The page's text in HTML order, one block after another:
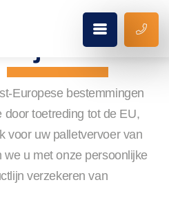
Tsjechië
Europese bestemmingen
door toetreding tot de EU,
voor uw palletvervoer van
we u met onze persoonlijke
verzekeren van